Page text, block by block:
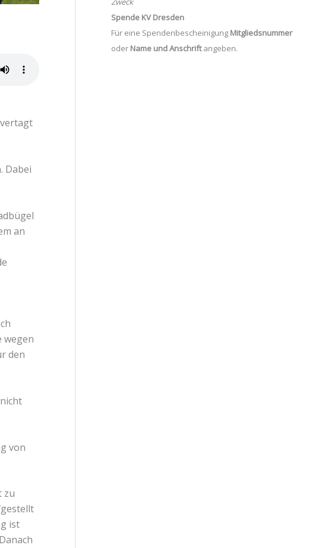
Dabei
an
wegen
den
von
zu
ist
Spende KV Dresden
Für eine Spendenbescheinigung Mitgliedsnummer
oder Name und Anschriftangeben.